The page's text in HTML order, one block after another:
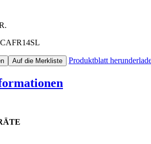
Auf die Merkliste Produktblatt